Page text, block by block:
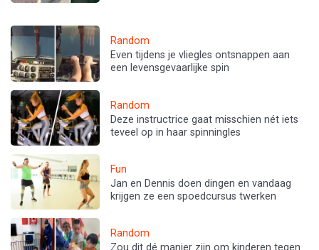
Random
Even tijdens je vliegles ontsnappen aan
een levensgevaarlijke spin
Random
Deze instructrice gaat misschien nét iets
teveel op in haar spinningles
Fun
Jan en Dennis doen dingen en vandaag
krijgen ze een spoedcursus twerken
Random
Zou dit dé manier zijn om kinderen tegen